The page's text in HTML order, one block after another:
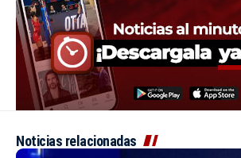
Noticias relacionadas